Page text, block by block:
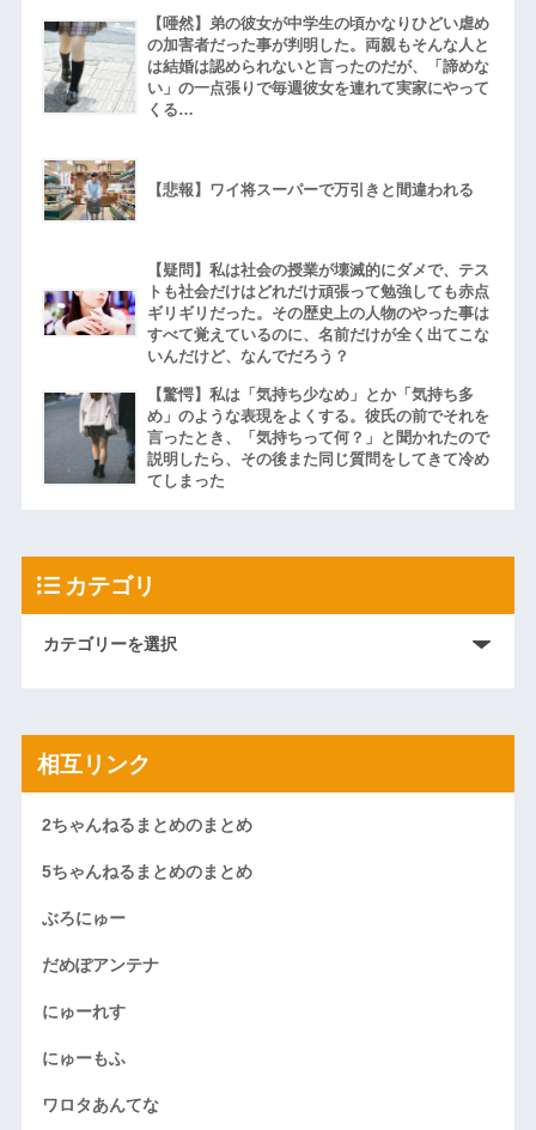
【唖然】弟の彼女が中学生の頃かなりひどい虐め
の加害者だった事が判明した。両親もそんな人と
は結婚は認められないと言ったのだが、「諦めな
い」の一点張りで毎週彼女を連れて実家にやって
くる…
【悲報】ワイ将スーパーで万引きと間違われる
【疑問】私は社会の授業が壊滅的にダメで、テス
トも社会だけはどれだけ頑張って勉強しても赤点
ギリギリだった。その歴史上の人物のやった事は
すべて覚えているのに、名前だけが全く出てこな
いんだけど、なんでだろう？
【驚愕】私は「気持ち少なめ」とか「気持ち多
め」のような表現をよくする。彼氏の前でそれを
言ったとき、「気持ちって何？」と聞かれたので
説明したら、その後また同じ質問をしてきて冷め
てしまった
カテゴリ
相互リンク
2ちゃんねるまとめのまとめ
5ちゃんねるまとめのまとめ
ぶろにゅー
だめぽアンテナ
にゅーれす
にゅーもふ
ワロタあんてな